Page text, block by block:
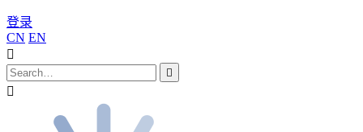
登录
CN EN